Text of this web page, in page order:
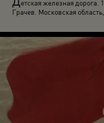
етская железная дорога.
Грачев. Московская